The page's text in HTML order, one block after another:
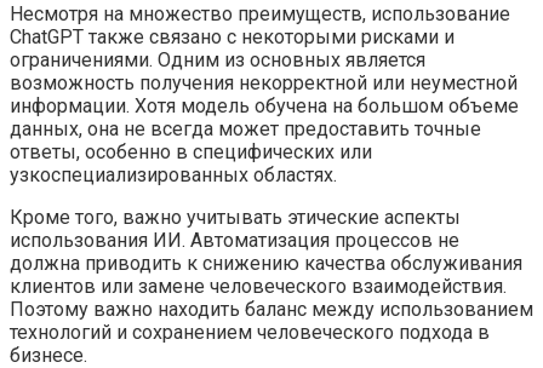
Несмотря на множество преимуществ, использование
ChatGPT также связано с некоторыми рисками и
ограничениями. Одним из основных является
возможность получения некорректной или неуместной
информации. Хотя модель обучена на большом объеме
данных, она не всегда может предоставить точные
ответы, особенно в специфических или
узкоспециализированных областях.
Кроме того, важно учитывать этические аспекты
использования ИИ. Автоматизация процессов не
должна приводить к снижению качества обслуживания
клиентов или замене человеческого взаимодействия.
Поэтому важно находить баланс между использованием
технологий и сохранением человеческого подхода в
бизнесе.